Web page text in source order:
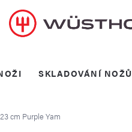
SKLADOVÁNÍ NOŽŮ
cm Purple Yam